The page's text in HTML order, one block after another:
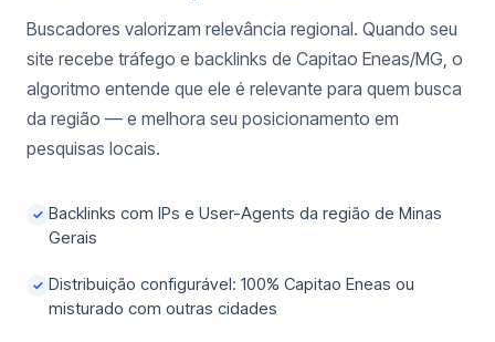
Buscadores valorizam relevância regional. Quando seu
site recebe tráfego e backlinks de Capitao Eneas/MG, o
algoritmo entende que ele é relevante para quem busca
da região — e melhora seu posicionamento em
pesquisas locais.
✓ Backlinks com IPs e User-Agents da região de Minas
Gerais
✓ Distribuição configurável: 100% Capitao Eneas ou
misturado com outras cidades